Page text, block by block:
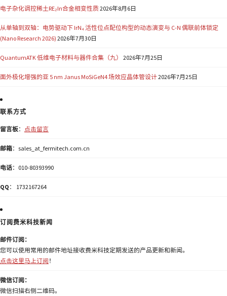
电子杂化调控稀土RE₂In合金相变性质2026年8月6日
从单轴到双轴：电势驱动下 IrN₄ 活性位点配位构型的动态演变与 C-N 偶联前体锁定
(Nano Research 2026) 2026年7月30日
QuantumATK 低维电子材料与器件合集（九） 2026年7月25日
面外极化增强的亚 5 nm Janus MoSiGeN4 场效应晶体管设计2026年7月25日
联系方式
留言板： 点击留言
邮箱：sales_at_fermitech.com.cn
电话：010-80393990
QQ ： 1732167264
订阅费米科技新闻
邮件订阅：
您可以使用常用的邮件地址接收费米科技定期发送的产品更新和新闻。
点击这里马上订阅 ！
微信订阅：
微信扫描右侧二维码。